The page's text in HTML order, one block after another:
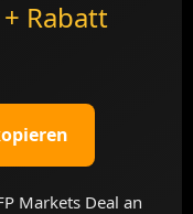
Rabatt
Markets Deal an